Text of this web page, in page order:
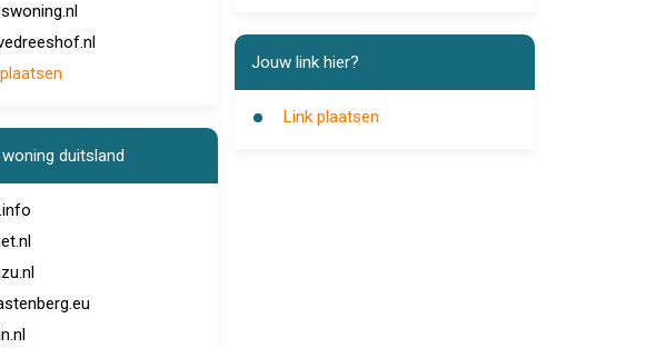
duitsland
Jouw link hier?
Link plaatsen